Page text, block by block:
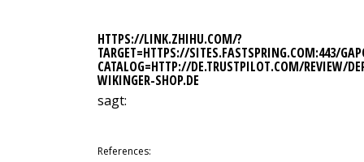
HTTPS://LINK.ZHIHU.COM/?
TARGET=HTTPS://SITES.FASTSPRING.COM:443/
CATALOG=HTTP://DE.TRUSTPILOT.COM/REVIEW/
WIKINGER-SHOP.DE
sagt:
References: